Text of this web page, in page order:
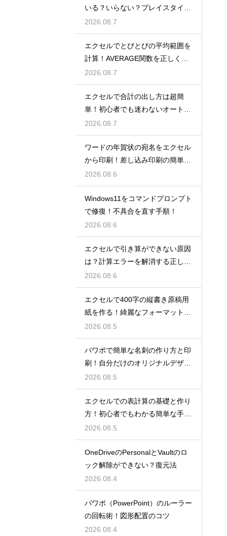
いる？いらない？プレイスタイル
で判断
2026.08.7
エクセルでとびとびの平均範囲を
計算！AVERAGE関数を正しく使
うコツ
2026.08.7
エクセルで合計の出し方は超簡
単！初心者でも迷わないオートS
UM術！
2026.08.7
ワードの年賀状の宛名をエクセル
から印刷！差し込み印刷の簡単手
順！
2026.08.6
Windows11をコマンドプロンプト
で修復！不具合を直す手順！
2026.08.6
エクセルで引き算ができない原因
は？計算エラーを解消する正しい
手順
2026.08.6
エクセルで400字の縦書き原稿用
紙を作る！綺麗なフォーマット
術！
2026.08.5
パワポで簡単な名刺の作り方と印
刷！自分だけのオリジナルデザイ
ン
2026.08.5
エクセルでの表計算の基礎と作り
方！初心者でもわかる簡単な手順
を紹介
2026.08.5
OneDriveのPersonalとVaultのロ
ック解除ができない？復元法
2026.08.4
パワポ（PowerPoint）のルーラー
の回転術！図形配置のコツ
2026.08.4